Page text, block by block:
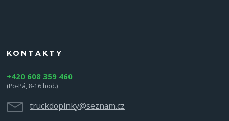
KONTAKTY
+420 608 359 460
(Po-Pá, 8-16 hod.)
truckdoplnky@seznam.cz